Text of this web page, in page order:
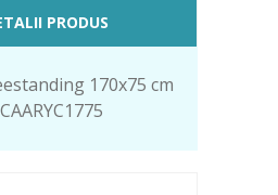
PRODUS
170x75 cm